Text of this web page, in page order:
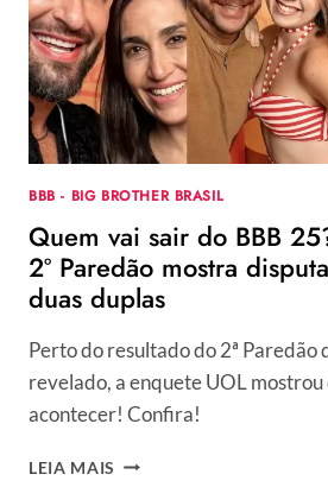
PARA
O
4º
PAREDÃO,
ALINE,
CAMILLA,
VITÓRIA
OU
MATEUS?
BBB - BIG BROTHER BRASIL
Quem vai sair do BBB
2º Paredão mostra
duas duplas
Perto do resultado do 2ª Paredão
revelado, a enquete UOL
acontecer! Confira!
LEIA MAIS QUEM